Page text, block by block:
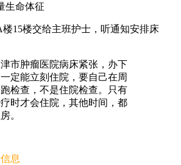
生命体征
15楼交给主班护士，听通知安排床
市肿瘤医院病床紧张，办下
定能立刻住院，要自己在周
检查，不是住院检查。只有
时才会住院，其他时间，都
。
息